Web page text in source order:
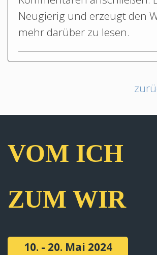
Neugierig und erzeugt den
mehr darüber zu lesen.
VOM ICH
ZUM WIR
10. - 20. Mai 2024